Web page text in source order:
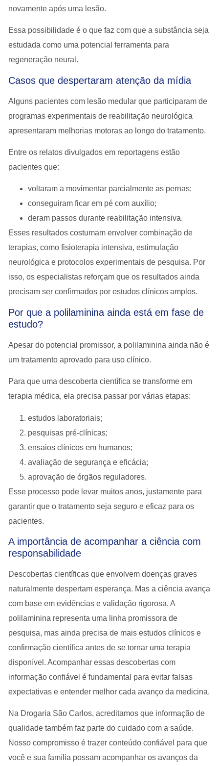
novamente após uma lesão.
Essa possibilidade é o que faz com que a substância seja
estudada como uma potencial ferramenta para
regeneração neural .
Casos que despertaram atenção da mídia
Alguns pacientes com lesão medular que participaram de
programas experimentais de reabilitação neurológica
apresentaram melhorias motoras ao longo do tratamento.
Entre os relatos divulgados em reportagens estão
pacientes que:
voltaram a movimentar parcialmente as pernas;
conseguiram ficar em pé com auxílio;
deram passos durante reabilitação intensiva.
Esses resultados costumam envolver combinação de
terapias, como fisioterapia intensiva, estimulação
neurológica e protocolos experimentais de pesquisa. Por
isso, os especialistas reforçam que os resultados ainda
precisam ser confirmados por estudos clínicos amplos.
Por que a polilaminina ainda está em fase de
estudo?
Apesar do potencial promissor, a polilaminina ainda não é
um tratamento aprovado para uso clínico.
Para que uma descoberta científica se transforme em
terapia médica, ela precisa passar por várias etapas:
estudos laboratoriais;
pesquisas pré-clínicas;
ensaios clínicos em humanos;
avaliação de segurança e eficácia;
aprovação de órgãos reguladores.
Esse processo pode levar muitos anos, justamente para
garantir que o tratamento seja seguro e eficaz para os
pacientes.
A importância de acompanhar a ciência com
responsabilidade
Descobertas científicas que envolvem doenças graves
naturalmente despertam esperança. Mas a ciência avança
com base em evidências e validação rigorosa. A
polilaminina representa uma linha promissora de
pesquisa, mas ainda precisa de mais estudos clínicos e
confirmação científica antes de se tornar uma terapia
disponível. Acompanhar essas descobertas com
informação confiável é fundamental para evitar falsas
expectativas e entender melhor cada avanço da medicina.
Na Drogaria São Carlos, acreditamos que informação de
qualidade também faz parte do cuidado com a saúde.
Nosso compromisso é trazer conteúdo confiável para que
você e sua família possam acompanhar os avanços da